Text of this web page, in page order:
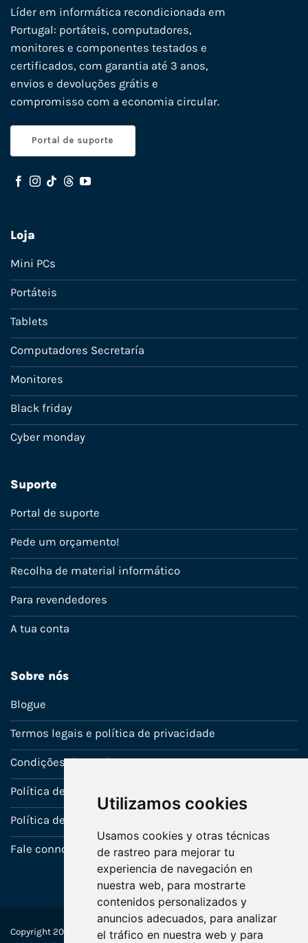
Utilizamos cookies
Usamos cookies y otras técnicas
de rastreo para mejorar tu
experiencia de navegación en
nuestra web, para mostrarte
contenidos personalizados y
anuncios adecuados, para analizar
el tráfico en nuestra web y para
Líder em informática recondicionada em
Portugal: portáteis, computadores,
monitores e componentes testados e
certificados, com garantia até 3 anos,
envios e devoluções grátis e
compromisso com a economia circular.
Portal de suporte
Loja
Mini PCs
Portáteis
Tablets
Computadores Secretaría
Monitores
Black friday
Cyber monday
Suporte
Portal de suporte
Pede um orçamento!
Recolha de material informático
Para revendedores
A tua conta
Sobre nós
Blogue
Termos legais e política de privacidade
Condições de venda
Política de Garantia
Política de utilização de cookies
Fale connosco
Copyright 2022-2025 © Ecosistemas Informáticos España SL –